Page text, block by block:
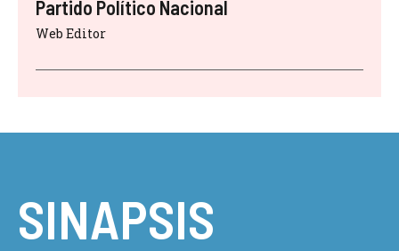
Partido Político Nacional
Web Editor
SINAPSIS